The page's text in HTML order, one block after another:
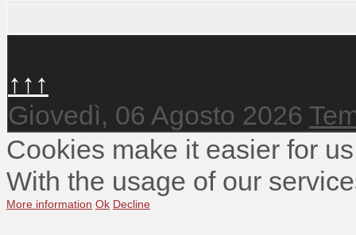
↑↑↑
Giovedì, 06 Agosto 2026
Cookies make it easier for
With the usage of our
More information Ok Decline